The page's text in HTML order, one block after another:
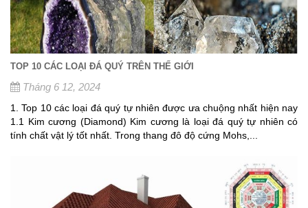
TOP 10 CÁC LOẠI ĐÁ QUÝ TRÊN THẾ GIỚI
Tháng 6 12, 2024
1. Top 10 các loại đá quý tự nhiên được ưa chuộng nhất hiện nay
1.1 Kim cương (Diamond) Kim cương là loại đá quý tự nhiên có
tính chất vật lý tốt nhất. Trong thang đô độ cứng Mohs,...